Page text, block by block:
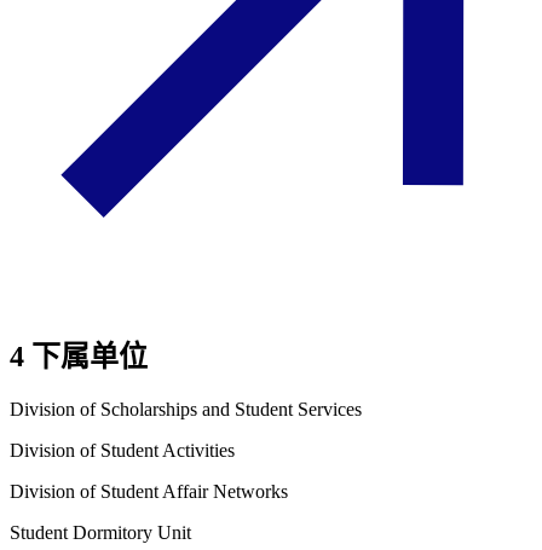
4 下属单位
Division of Scholarships and Student Services
Division of Student Activities
Division of Student Affair Networks
Student Dormitory Unit